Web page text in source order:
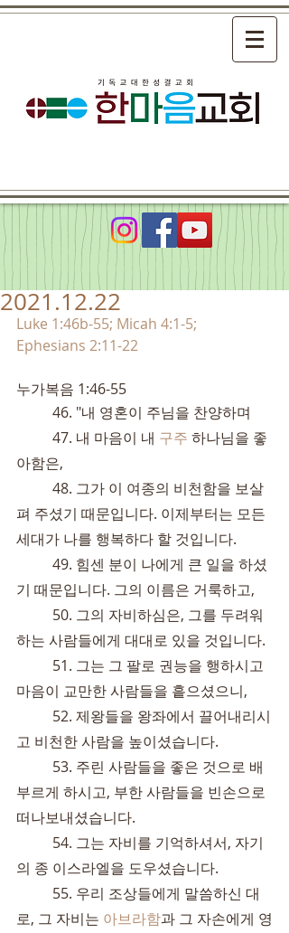
2021.12.22
Luke 1:46b-55; Micah 4:1-5;
Ephesians 2:11-22
누가복음 1:46-55
	46. "내 영혼이 주님을 찬양하며
	47. 내 마음이 내
구주 하나님을 좋
아함은,
펴 주셨기 때문입니다. 이제부터는 모든
세대가 나를 행복하다 할 것입니다.
기 때문입니다. 그의 이름은 거룩하고,
하는 사람들에게 대대로 있을 것입니다.
마음이 교만한 사람들을 흩으셨으니,
고 비천한 사람을 높이셨습니다.
부르게 하시고, 부한 사람들을 빈손으로
떠나보내셨습니다.
의 종 이스라엘을 도우셨습니다.
로, 그 자비는 아브라함과 그 자손에게 영